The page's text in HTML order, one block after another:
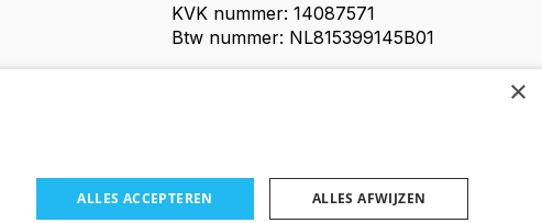
KVK nummer: 14087571
Btw nummer: NL815399145B01
×
ALLES ACCEPTEREN ALLES AFWIJZEN